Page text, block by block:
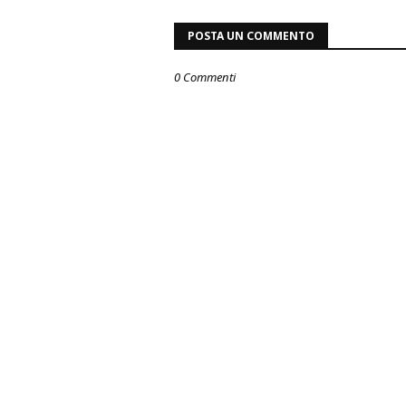
POSTA UN COMMENTO
0 Commenti